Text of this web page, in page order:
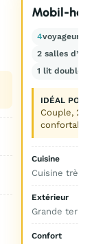
Mobil-
4voyageurs
2 salles
1 lit double
IDÉAL POUR
Couple, 2
confortable
Cuisine
Cuisine très
Extérieur
Grande
Confort